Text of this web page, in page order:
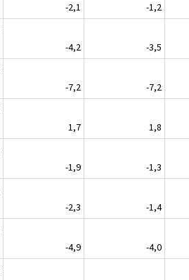
-2,1
-1,2
-4,2
-3,5
-7,2
-7,2
1,7
1,8
-1,9
-1,3
-2,3
-1,4
-4,9
-4,0